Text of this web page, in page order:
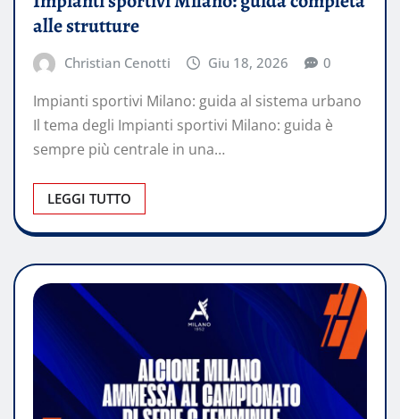
alle strutture
Christian Cenotti Giu 18, 2026 0
Impianti sportivi Milano: guida al sistema urbano
Il tema degli Impianti sportivi Milano: guida è
sempre più centrale in una…
LEGGI TUTTO